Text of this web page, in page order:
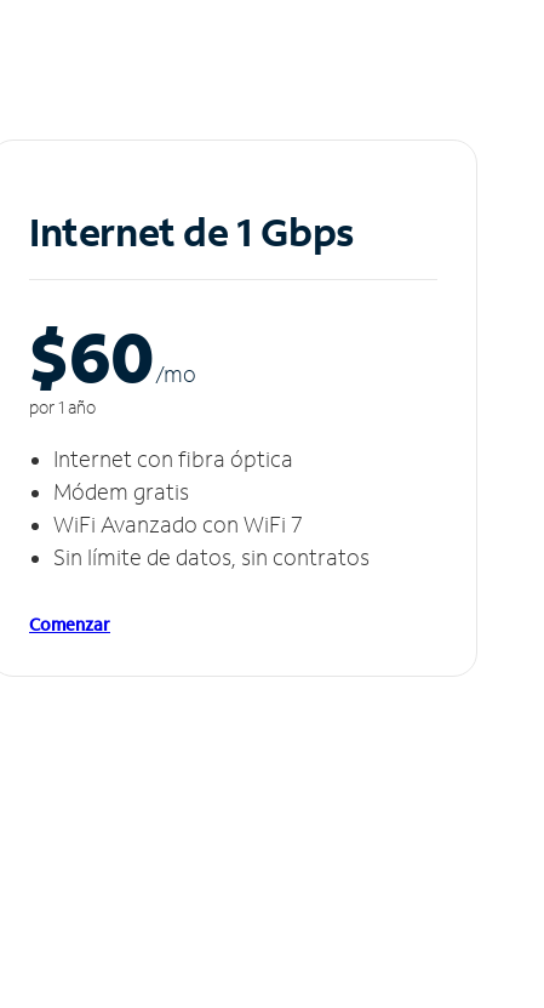
Internet de 1 Gbps
$60/mo
por 1 año
Internet con fibra óptica
Módem gratis
WiFi Avanzado con WiFi 7
Sin límite de datos, sin contratos
Comenzar